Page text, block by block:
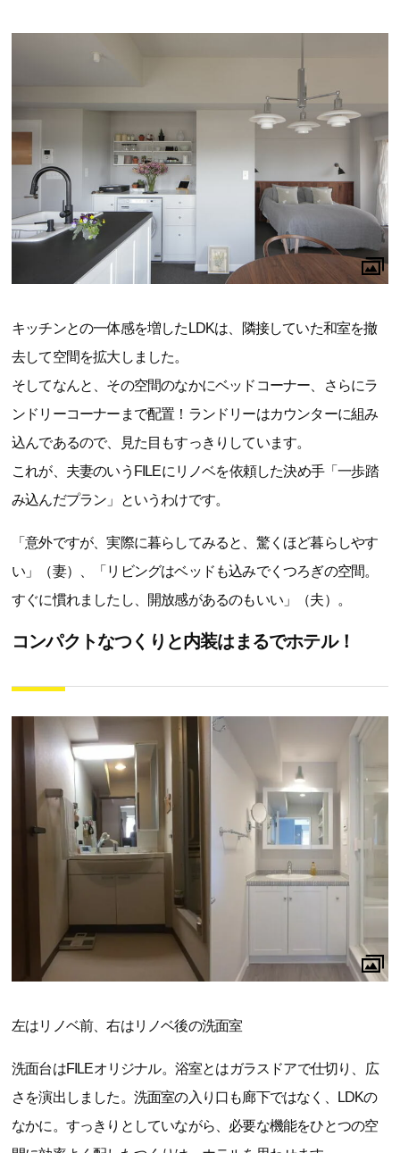
キッチンとの一体感を増したLDKは、隣接していた和室を撤
去して空間を拡大しました。
そしてなんと、その空間のなかにベッドコーナー、さらにラ
ンドリーコーナーまで配置！ランドリーはカウンターに組み
込んであるので、見た目もすっきりしています。
これが、夫妻のいうFILEにリノベを依頼した決め手「一歩踏
み込んだプラン」というわけです。
「意外ですが、実際に暮らしてみると、驚くほど暮らしやす
い」（妻）、「リビングはベッドも込みでくつろぎの空間。
すぐに慣れましたし、開放感があるのもいい」（夫）。
コンパクトなつくりと内装はまるでホテル！
左はリノベ前、右はリノベ後の洗面室
洗面台はFILEオリジナル。浴室とはガラスドアで仕切り、広
さを演出しました。洗面室の入り口も廊下ではなく、LDKの
なかに。すっきりとしていながら、必要な機能をひとつの空